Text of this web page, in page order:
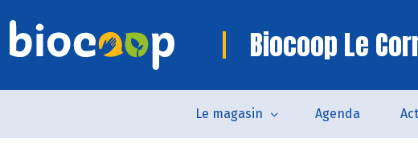
Biocoop Le
Le magasin Agenda